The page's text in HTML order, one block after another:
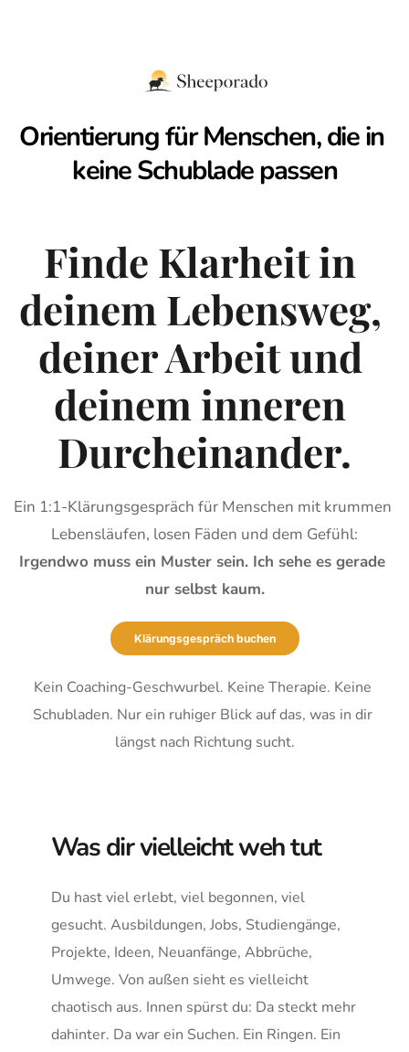
Orientierung für Menschen, die in
keine Schublade passen
Finde Klarheit in
deinem Lebensweg,
deiner Arbeit und
deinem inneren
Durcheinander.
Ein 1:1-Klärungsgespräch für Menschen mit krummen
Lebensläufen, losen Fäden und dem Gefühl:
Irgendwo muss ein Muster sein. Ich sehe es gerade
nur selbst kaum.
Klärungsgespräch buchen
Kein Coaching-Geschwurbel. Keine Therapie. Keine
Schubladen. Nur ein ruhiger Blick auf das, was in dir
längst nach Richtung sucht.
Was dir vielleicht weh tut
Du hast viel erlebt, viel begonnen, viel
gesucht. Ausbildungen, Jobs, Studiengänge,
Projekte, Ideen, Neuanfänge, Abbrüche,
Umwege. Von außen sieht es vielleicht
chaotisch aus. Innen spürst du: Da steckt mehr
dahinter. Da war ein Suchen. Ein Ringen. Ein